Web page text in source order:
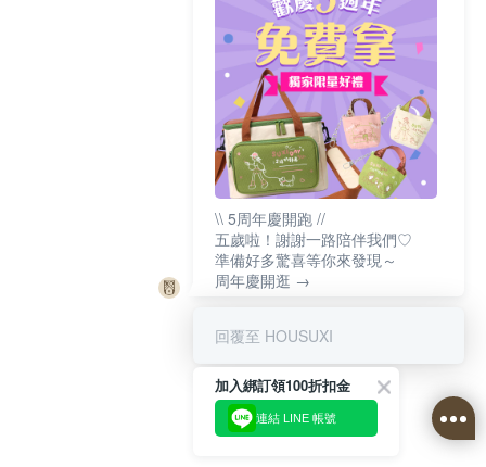
\\ 5周年慶開跑 //
五歲啦！謝謝一路陪伴我們♡
準備好多驚喜等你來發現～
周年慶開逛 →
回覆至 HOUSUXI
加入綁訂領100折扣金
連結 LINE 帳號